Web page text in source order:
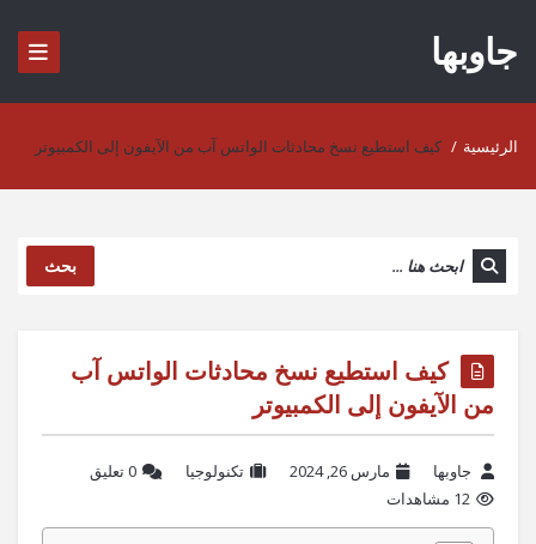
جاوبها
الرئيسية / كيف استطيع نسخ محادثات الواتس آب من الآيفون إلى الكمبيوتر
بحث
كيف استطيع نسخ محادثات الواتس آب
من الآيفون إلى الكمبيوتر
جاوبها مارس 26, 2024 تكنولوجيا
‫0 تعليق
12 مشاهدات